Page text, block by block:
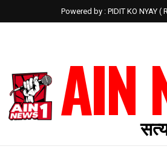
Powered by : PIDIT KO NYAY (
AIN